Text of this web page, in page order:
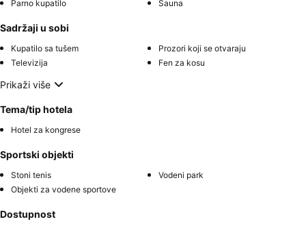
Parno kupatilo Sauna
Sadržaji u sobi
Kupatilo sa tušem
Prozori koji se otvaraju
Televizija
Fen za kosu
Prikaži više
Tema/tip hotela
Hotel za kongrese
Sportski objekti
Stoni tenis
Vodeni park
Objekti za vodene sportove
Dostupnost